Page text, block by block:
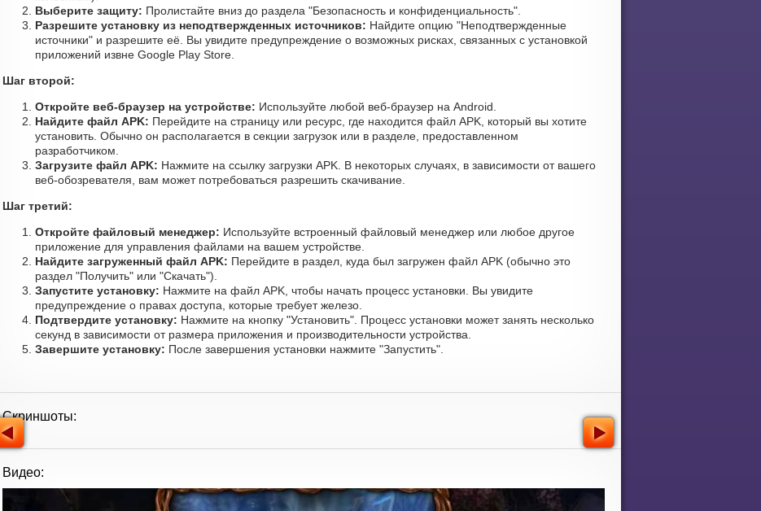
Выберите защиту: Пролистайте вниз до раздела "Безопасность и конфиденциальность".
Разрешите установку из неподтвержденных источников: Найдите опцию "Неподтвержденные
источники" и разрешите её. Вы увидите предупреждение о возможных рисках, связанных с установкой
приложений извне Google Play Store.
Шаг второй:
Откройте веб-браузер на устройстве: Используйте любой веб-браузер на Android.
Найдите файл APK: Перейдите на страницу или ресурс, где находится файл APK, который вы хотите
установить. Обычно он располагается в секции загрузок или в разделе, предоставленном
разработчиком.
Загрузите файл APK: Нажмите на ссылку загрузки APK. В некоторых случаях, в зависимости от вашего
веб-обозревателя, вам может потребоваться разрешить скачивание.
Шаг третий:
Откройте файловый менеджер: Используйте встроенный файловый менеджер или любое другое
приложение для управления файлами на вашем устройстве.
Найдите загруженный файл APK: Перейдите в раздел, куда был загружен файл APK (обычно это
раздел "Получить" или "Скачать").
Запустите установку: Нажмите на файл APK, чтобы начать процесс установки. Вы увидите
предупреждение о правах доступа, которые требует железо.
Подтвердите установку: Нажмите на кнопку "Установить". Процесс установки может занять несколько
секунд в зависимости от размера приложения и производительности устройства.
Завершите установку: После завершения установки нажмите "Запустить".
Скриншоты:
Видео: